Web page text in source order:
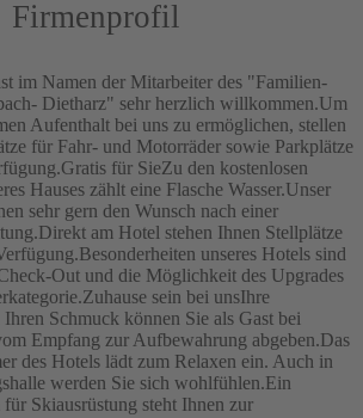
Firmenprofil
im Namen der Mitarbeiter des "Familien-
Dietharz" sehr herzlich willkommen.Um
Aufenthalt bei uns zu ermöglichen, stellen
für Fahr- und Motorräder sowie Parkplätze
für SieZu den kostenlosen
Hauses zählt eine Flasche Wasser.Unser
sehr gern den Wunsch nach einer
am Hotel stehen Ihnen Stellplätze
unseres Hotels sind
Out und die Möglichkeit des Upgrades
sein bei unsIhre
Schmuck können Sie als Gast bei
Empfang zur Aufbewahrung abgeben.Das
des Hotels lädt zum Relaxen ein. Auch in
werden Sie sich wohlfühlen.Ein
für Skiausrüstung steht Ihnen zur